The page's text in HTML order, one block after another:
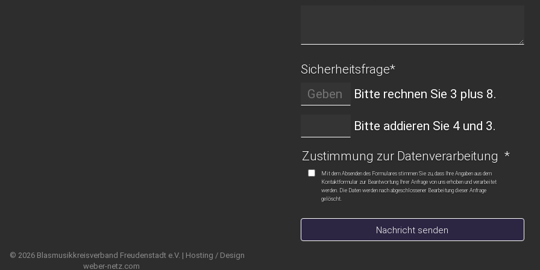
Sicherheitsfrage*
Bitte rechnen Sie 3 plus 8.
Bitte addieren Sie 4 und 3.
Zustimmung zur Datenverarbeitung *
Mit dem Absenden des Formulares stimmen Sie zu, dass Ihre Angaben aus dem
Kontaktformular zur Beantwortung Ihrer Anfrage von uns erhoben und verarbeitet
werden. Die Daten werden nach abgeschlossener Bearbeitung dieser Anfrage
gelöscht.
Nachricht senden
© 2026 Blasmusikkreisverband Freudenstadt e.V. | Hosting / Design
weber-netz.com